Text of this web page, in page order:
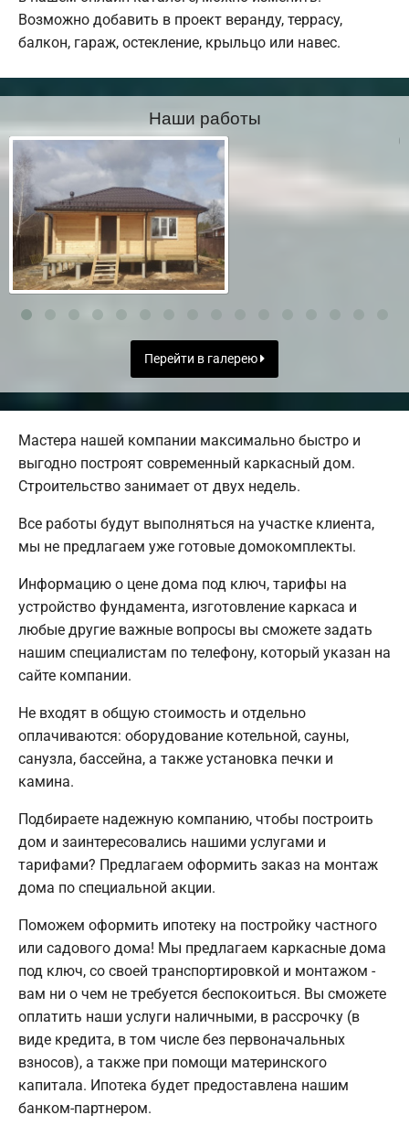
Возможно добавить в проект веранду, террасу,
балкон, гараж, остекление, крыльцо или навес.
Наши работы
Перейти в галерею
Мастера нашей компании максимально быстро и
выгодно построят современный каркасный дом.
Строительство занимает от двух недель.
Все работы будут выполняться на участке клиента,
мы не предлагаем уже готовые домокомплекты.
Информацию о цене дома под ключ, тарифы на
устройство фундамента, изготовление каркаса и
любые другие важные вопросы вы сможете задать
нашим специалистам по телефону, который указан на
сайте компании.
Не входят в общую стоимость и отдельно
оплачиваются: оборудование котельной, сауны,
санузла, бассейна, а также установка печки и
камина.
Подбираете надежную компанию, чтобы построить
дом и заинтересовались нашими услугами и
тарифами? Предлагаем оформить заказ на монтаж
дома по специальной акции.
Поможем оформить ипотеку на постройку частного
или садового дома! Мы предлагаем каркасные дома
под ключ, со своей транспортировкой и монтажом -
вам ни о чем не требуется беспокоиться. Вы сможете
оплатить наши услуги наличными, в рассрочку (в
виде кредита, в том числе без первоначальных
взносов), а также при помощи материнского
капитала. Ипотека будет предоставлена нашим
банком-партнером.